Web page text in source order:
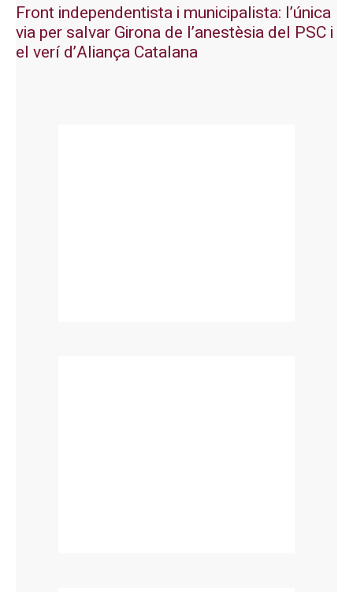
Front independentista i municipalista: l’única
via per salvar Girona de l’anestèsia del PSC i
el verí d’Aliança Catalana